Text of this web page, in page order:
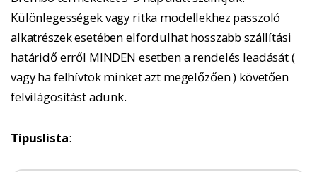
Különlegességek vagy ritka modellekhez passzoló
alkatrészek esetében elfordulhat hosszabb szállítási
határidő erről MINDEN esetben a rendelés leadását (
vagy ha felhívtok minket azt megelőzően ) követően
felvilágosítást adunk.
Típuslista: